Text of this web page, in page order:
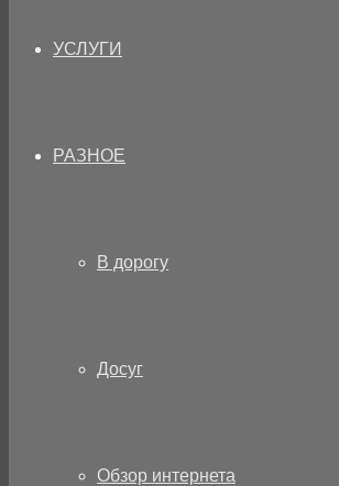
УСЛУГИ
РАЗНОЕ
В дорогу
Досуг
Обзор интернета